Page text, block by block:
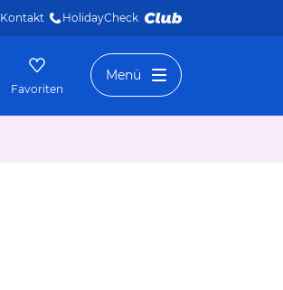
Kontakt HolidayCheck
Favoriten
Menü